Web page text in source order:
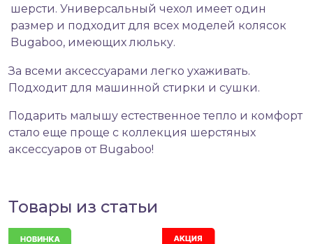
шерсти. Универсальный чехол имеет один
размер и подходит для всех моделей колясок
Bugaboo, имеющих люльку.
За всеми аксессуарами легко ухаживать.
Подходит для машинной стирки и сушки.
Подарить малышу естественное тепло и комфорт
стало еще проще с коллекция шерстяных
аксессуаров от Bugaboo!
Товары из статьи